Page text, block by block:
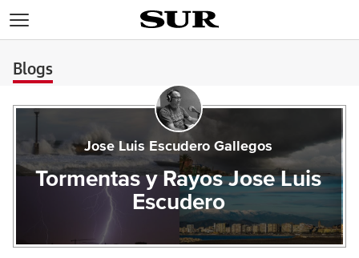
Blogs
Jose Luis Escudero Gallegos
Tormentas y Rayos Jose Luis
Escudero